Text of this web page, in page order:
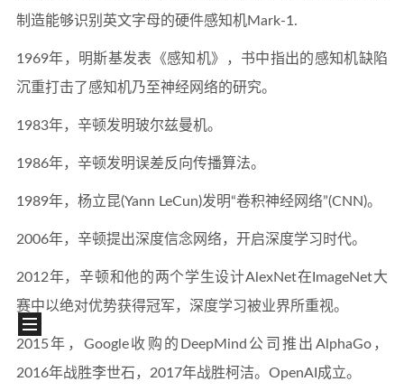
制造能够识别英文字母的硬件感知机Mark-1.
1969年，明斯基发表《感知机》，书中指出的感知机缺陷
沉重打击了感知机乃至神经网络的研究。
1983年，辛顿发明玻尔兹曼机。
1986年，辛顿发明误差反向传播算法。
1989年，杨立昆(Yann LeCun)发明“卷积神经网络”(CNN)。
2006年，辛顿提出深度信念网络，开启深度学习时代。
2012年，辛顿和他的两个学生设计AlexNet在ImageNet大
赛中以绝对优势获得冠军，深度学习被业界所重视。
2015年，Google收购的DeepMind公司推出AlphaGo，
2016年战胜李世石，2017年战胜柯洁。OpenAI成立。